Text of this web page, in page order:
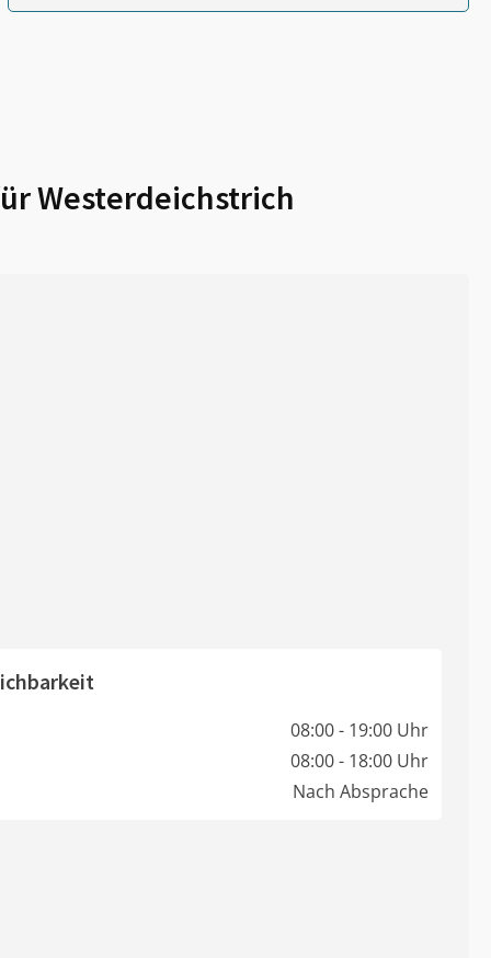
Westerdeichstrich
08:00 - 19:00 Uhr
08:00 - 18:00 Uhr
Nach Absprache